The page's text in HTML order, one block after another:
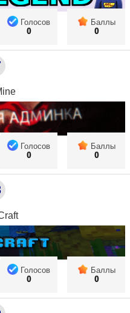
Голосов
0
Баллы
0
Голосов
0
Баллы
0
Голосов
0
Баллы
0